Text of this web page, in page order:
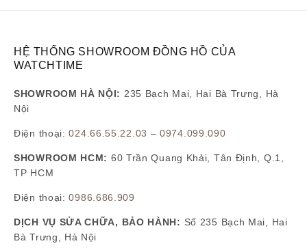
HỆ THỐNG SHOWROOM ĐỒNG HỒ CỦA
WATCHTIME
SHOWROOM HÀ NỘI: 235 Bạch Mai, Hai Bà Trưng, Hà
Nội
Điện thoại:024.66.55.22.03 –0974.099.090
SHOWROOM HCM: 60 Trần Quang Khải, Tân Định, Q.1,
TP HCM
Điện thoại:0986.686.909
DỊCH VỤ SỬA CHỮA, BẢO HÀNH: Số 235 Bạch Mai, Hai
Bà Trưng, Hà Nội